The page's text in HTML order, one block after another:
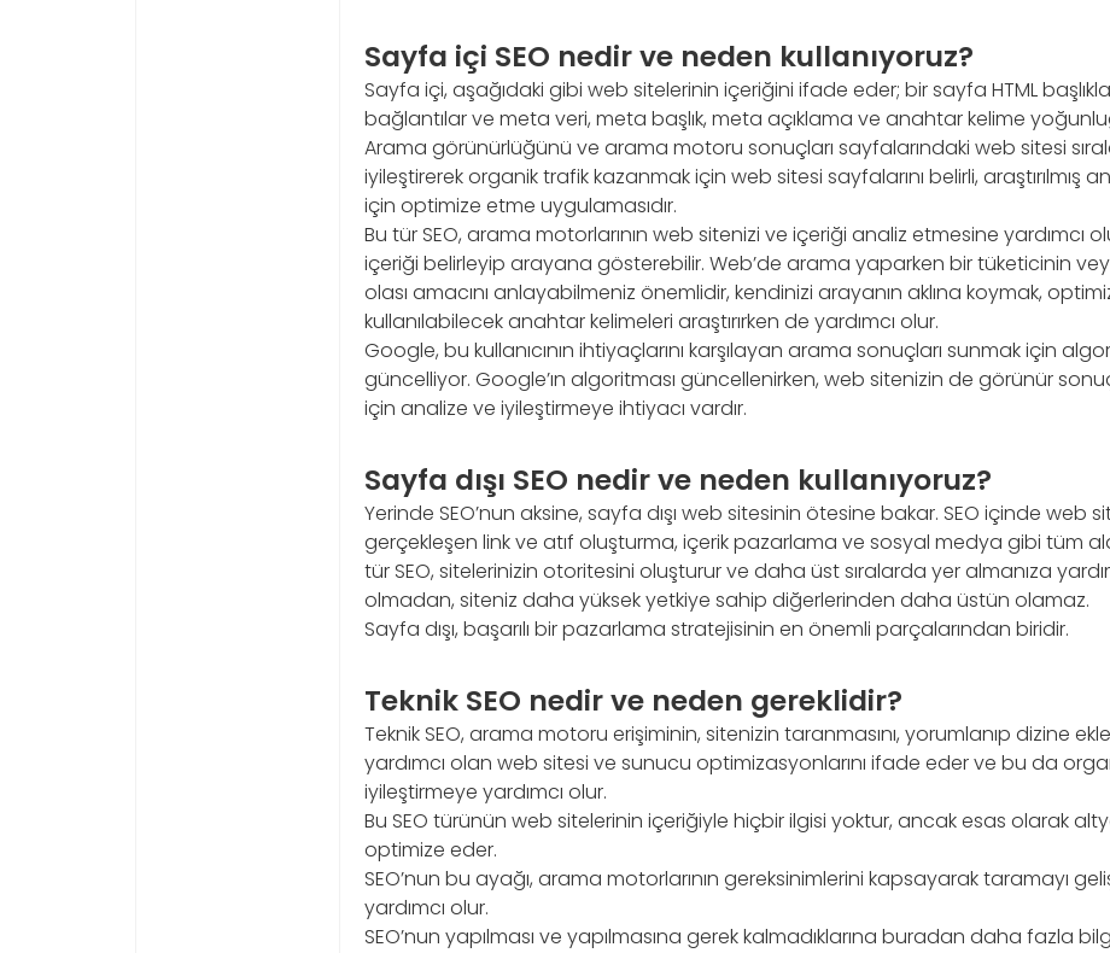
Sayfa içi SEO nedir ve neden kullanıyoruz?
Sayfa içi, aşağıdaki gibi web sitelerinin içeriğini ifade eder; bir sayfa HTML
bağlantılar ve meta veri, meta başlık, meta açıklama ve anahtar kelime
Arama görünürlüğünü ve arama motoru sonuçları sayfalarındaki web sitesi
iyileştirerek organik trafik kazanmak için web sitesi sayfalarını belirli, araştırılmış
için optimize etme uygulamasıdır.
Bu tür SEO, arama motorlarının web sitenizi ve içeriği analiz etmesine yardımcı
içeriği belirleyip arayana gösterebilir. Web’de arama yaparken bir tüketicinin
olası amacını anlayabilmeniz önemlidir, kendinizi arayanın aklına koymak,
kullanılabilecek anahtar kelimeleri araştırırken de yardımcı olur.
Google, bu kullanıcının ihtiyaçlarını karşılayan arama sonuçları sunmak için
güncelliyor. Google’ın algoritması güncellenirken, web sitenizin de görünür
için analize ve iyileştirmeye ihtiyacı vardır.
Sayfa dışı SEO nedir ve neden kullanıyoruz?
Yerinde SEO’nun aksine, sayfa dışı web sitesinin ötesine bakar. SEO içinde web
gerçekleşen link ve atıf oluşturma, içerik pazarlama ve sosyal medya gibi tüm
tür SEO, sitelerinizin otoritesini oluşturur ve daha üst sıralarda yer almanıza
olmadan, siteniz daha yüksek yetkiye sahip diğerlerinden daha üstün olamaz.
Sayfa dışı, başarılı bir pazarlama stratejisinin en önemli parçalarından biridir.
Teknik SEO nedir ve neden gereklidir?
Teknik SEO, arama motoru erişiminin, sitenizin taranmasını, yorumlanıp dizine
yardımcı olan web sitesi ve sunucu optimizasyonlarını ifade eder ve bu da
iyileştirmeye yardımcı olur.
Bu SEO türünün web sitelerinin içeriğiyle hiçbir ilgisi yoktur, ancak esas olarak
optimize eder.
SEO’nun bu ayağı, arama motorlarının gereksinimlerini kapsayarak taramayı
yardımcı olur.
SEO’nun yapılması ve yapılmasına gerek kalmadıklarına buradan daha fazla